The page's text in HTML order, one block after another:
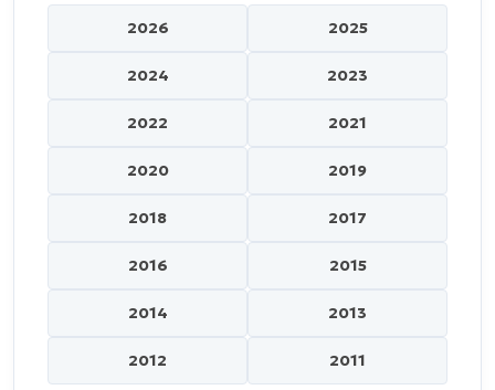
2026 2025
2024 2023
2022 2021
2020 2019
2018 2017
2016 2015
2014 2013
2012 2011